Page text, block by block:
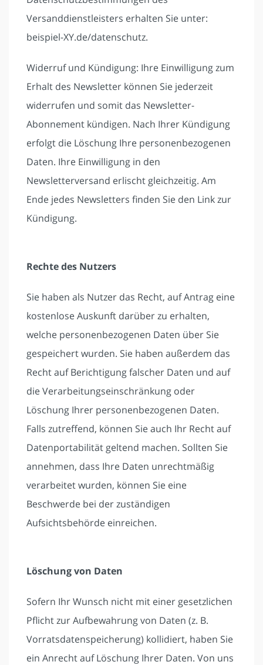
Versanddienstleisters erhalten Sie unter:
beispiel-XY.de/datenschutz.
Widerruf und Kündigung: Ihre Einwilligung zum
Erhalt des Newsletter können Sie jederzeit
widerrufen und somit das Newsletter-
Abonnement kündigen. Nach Ihrer Kündigung
erfolgt die Löschung Ihre personenbezogenen
Daten. Ihre Einwilligung in den
Newsletterversand erlischt gleichzeitig. Am
Ende jedes Newsletters finden Sie den Link zur
Kündigung.
Rechte des Nutzers
Sie haben als Nutzer das Recht, auf Antrag eine
kostenlose Auskunft darüber zu erhalten,
welche personenbezogenen Daten über Sie
gespeichert wurden. Sie haben außerdem das
Recht auf Berichtigung falscher Daten und auf
die Verarbeitungseinschränkung oder
Löschung Ihrer personenbezogenen Daten.
Falls zutreffend, können Sie auch Ihr Recht auf
Datenportabilität geltend machen. Sollten Sie
annehmen, dass Ihre Daten unrechtmäßig
verarbeitet wurden, können Sie eine
Beschwerde bei der zuständigen
Aufsichtsbehörde einreichen.
Löschung von Daten
Sofern Ihr Wunsch nicht mit einer gesetzlichen
Pflicht zur Aufbewahrung von Daten (z. B.
Vorratsdatenspeicherung) kollidiert, haben Sie
ein Anrecht auf Löschung Ihrer Daten. Von uns